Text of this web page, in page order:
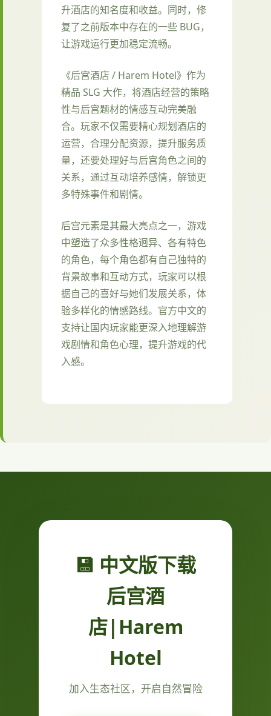
升酒店的知名度和收益。同时，修
复了之前版本中存在的一些 BUG，
让游戏运行更加稳定流畅。
《后宫酒店 / Harem Hotel》作为
精品 SLG 大作，将酒店经营的策略
性与后宫题材的情感互动完美融
合。玩家不仅需要精心规划酒店的
运营，合理分配资源，提升服务质
量，还要处理好与后宫角色之间的
关系，通过互动培养感情，解锁更
多特殊事件和剧情。
后宫元素是其最大亮点之一，游戏
中塑造了众多性格迥异、各有特色
的角色，每个角色都有自己独特的
背景故事和互动方式，玩家可以根
据自己的喜好与她们发展关系，体
验多样化的情感路线。官方中文的
支持让国内玩家能更深入地理解游
戏剧情和角色心理，提升游戏的代
入感。
💾 中文版下载
后宫酒
店|Harem
Hotel
加入生态社区，开启自然冒险